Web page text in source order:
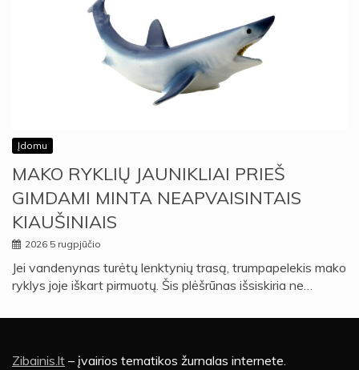
Įdomu
MAKO RYKLIŲ JAUNIKLIAI PRIEŠ
GIMDAMI MINTA NEAPVAISINTAIS
KIAUŠINIAIS
2026 5 rugpjūčio
Jei vandenynas turėtų lenktynių trasą, trumpapelekis mako
ryklys joje iškart pirmuotų. Šis plėšrūnas išsiskiria ne…
Zibainis.lt – įvairios tematikos žurnalas internete.